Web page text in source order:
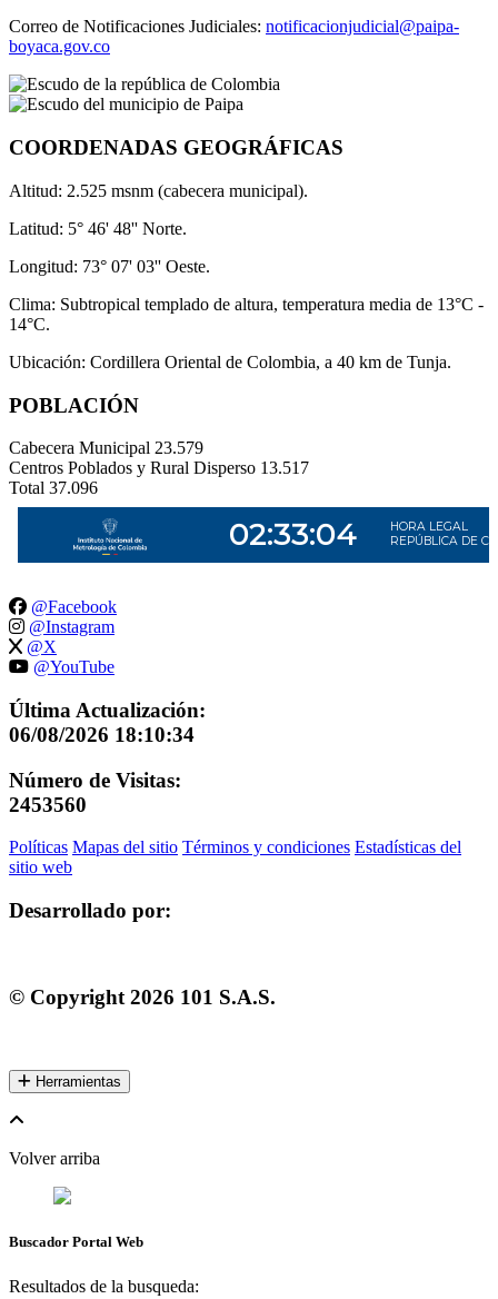
Correo de Notificaciones Judiciales: notificacionjudicial@paipa-
boyaca.gov.co
COORDENADAS GEOGRÁFICAS
Altitud: 2.525 msnm (cabecera municipal).
Latitud: 5° 46' 48'' Norte.
Longitud: 73° 07' 03'' Oeste.
Clima: Subtropical templado de altura, temperatura media de 13°C -
14°C.
Ubicación: Cordillera Oriental de Colombia, a 40 km de Tunja.
POBLACIÓN
Cabecera Municipal 23.579
Centros Poblados y Rural Disperso 13.517
Total 37.096
@Facebook
@Instagram
@X
@YouTube
Última Actualización:
06/08/2026 18:10:34
Número de Visitas:
2453560
Políticas Mapas del sitio Términos y condiciones Estadísticas del
sitio web
Desarrollado por:
© Copyright 2026 101 S.A.S.
Herramientas
Volver arriba
Buscador Portal Web
Resultados de la busqueda: